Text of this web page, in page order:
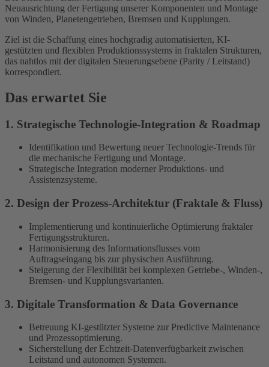
Neuausrichtung der Fertigung unserer Komponenten und Montage
von Winden, Planetengetrieben, Bremsen und Kupplungen.
Ziel ist die Schaffung eines hochgradig automatisierten, KI-
gestützten und flexiblen Produktionssystems in fraktalen Strukturen,
das nahtlos mit der digitalen Steuerungsebene (Parity / Leitstand)
korrespondiert.
Das erwartet Sie
1. Strategische Technologie-Integration & Roadmap
Identifikation und Bewertung neuer Technologie-Trends für
die mechanische Fertigung und Montage.
Strategische Integration moderner Produktions- und
Assistenzsysteme.
2. Design der Prozess-Architektur (Fraktale & Fluss)
Implementierung und kontinuierliche Optimierung fraktaler
Fertigungsstrukturen.
Harmonisierung des Informationsflusses vom
Auftragseingang bis zur physischen Ausführung.
Steigerung der Flexibilität bei komplexen Getriebe-, Winden-,
Bremsen- und Kupplungsvarianten.
3. Digitale Transformation & Data Governance
Betreuung KI-gestützter Systeme zur Predictive Maintenance
und Prozessoptimierung.
Sicherstellung der Echtzeit-Datenverfügbarkeit zwischen
Leitstand und autonomen Systemen.